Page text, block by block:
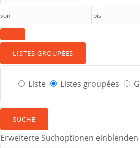
Keyword
suchen
von bis
LISTES GROUPÉES
Type
des
résultats
de
Liste Listes groupées
SUCHE
Erweiterte Suchoptionen einblenden